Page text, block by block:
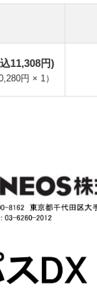
11,308円)
円 × 1）